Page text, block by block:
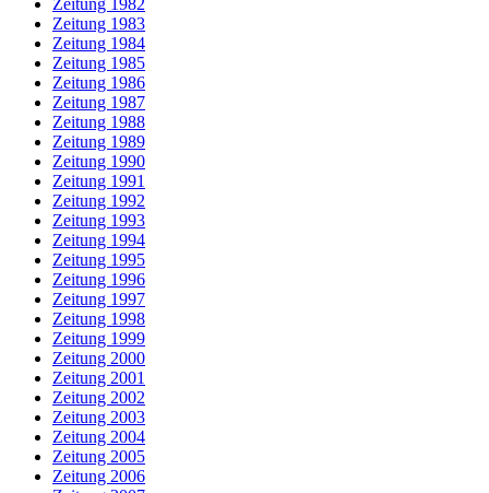
Zeitung 1982
Zeitung 1983
Zeitung 1984
Zeitung 1985
Zeitung 1986
Zeitung 1987
Zeitung 1988
Zeitung 1989
Zeitung 1990
Zeitung 1991
Zeitung 1992
Zeitung 1993
Zeitung 1994
Zeitung 1995
Zeitung 1996
Zeitung 1997
Zeitung 1998
Zeitung 1999
Zeitung 2000
Zeitung 2001
Zeitung 2002
Zeitung 2003
Zeitung 2004
Zeitung 2005
Zeitung 2006